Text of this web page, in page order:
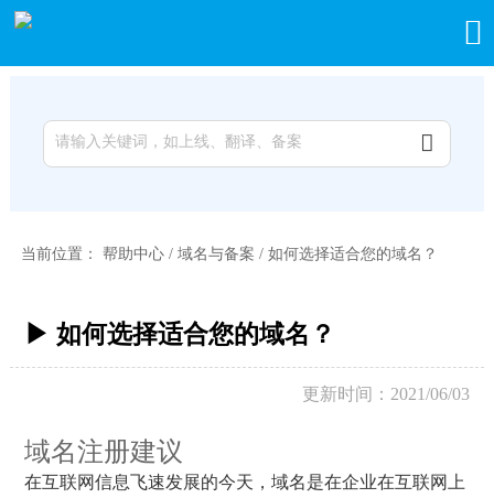


当前位置： 帮助中心/ 域名与备案 / 如何选择适合您的域名？
▶ 如何选择适合您的域名？
更新时间：2021/06/03
域名注册建议
在互联网信息飞速发展的今天，域名是在企业在互联网上